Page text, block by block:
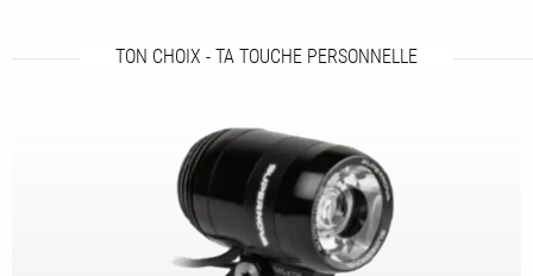
TON CHOIX - TA TOUCHE PERSONNELLE